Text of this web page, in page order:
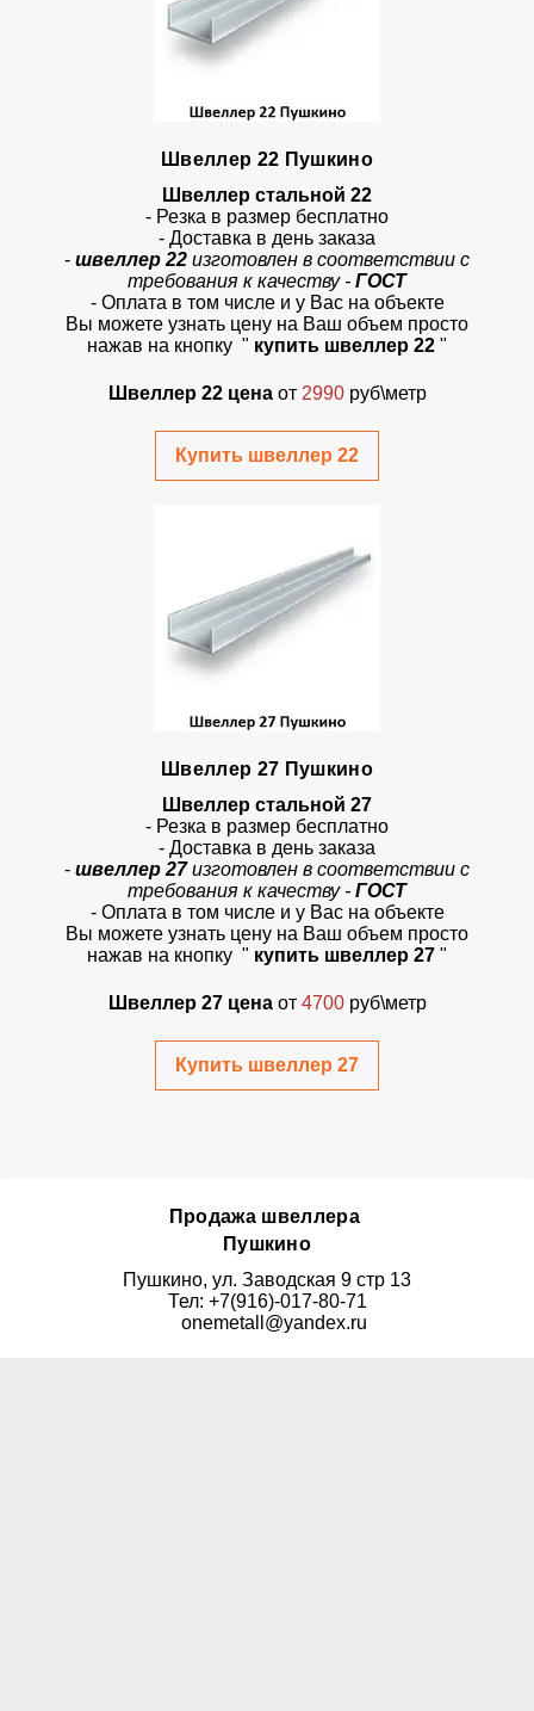
Швеллер 22 Пушкино
Швеллер стальной 22
- Резка в размер бесплатно
- Доставка в день заказа
- швеллер 22 изготовлен в соответствии с
требования к качеству - ГОСТ
- Оплата в том числе и у Вас на объекте
Вы можете узнать цену на Ваш объем просто
нажав на кнопку " купить швеллер 22 "
Швеллер 22 цена от 2990 руб\метр
Купить швеллер 22
Швеллер 27 Пушкино
Швеллер стальной 27
- Резка в размер бесплатно
- Доставка в день заказа
- швеллер 27изготовлен в соответствии с
требования к качеству - ГОСТ
- Оплата в том числе и у Вас на объекте
Вы можете узнать цену на Ваш объем просто
нажав на кнопку " купить швеллер 27 "
Швеллер 27 цена от 4700 руб\метр
Купить швеллер 27
Продажа швеллера
Пушкино
Пушкино, ул. Заводская 9 стр 13
Тел: +7(916)-017-80-71
onemetall@yandex.ru